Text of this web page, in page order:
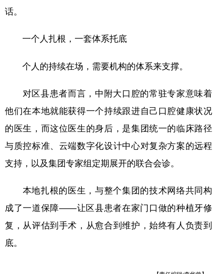
话。
一个人扎根，一套体系托底
个人的持续在场，需要机构的体系来支撑。
对区县患者而言，中附大口腔的常驻专家意味着
他们在本地就能获得一个持续跟进自己口腔健康状况
的医生，而这位医生的身后，是集团统一的临床路径
与质控标准、云端数字化设计中心对复杂方案的远程
支持，以及集团专家组定期展开的联合会诊。
本地扎根的医生，与整个集团的技术网络共同构
成了一道保障——让区县患者在家门口做的种植牙修
复，从评估到手术，从愈合到维护，始终有人负责到
底。